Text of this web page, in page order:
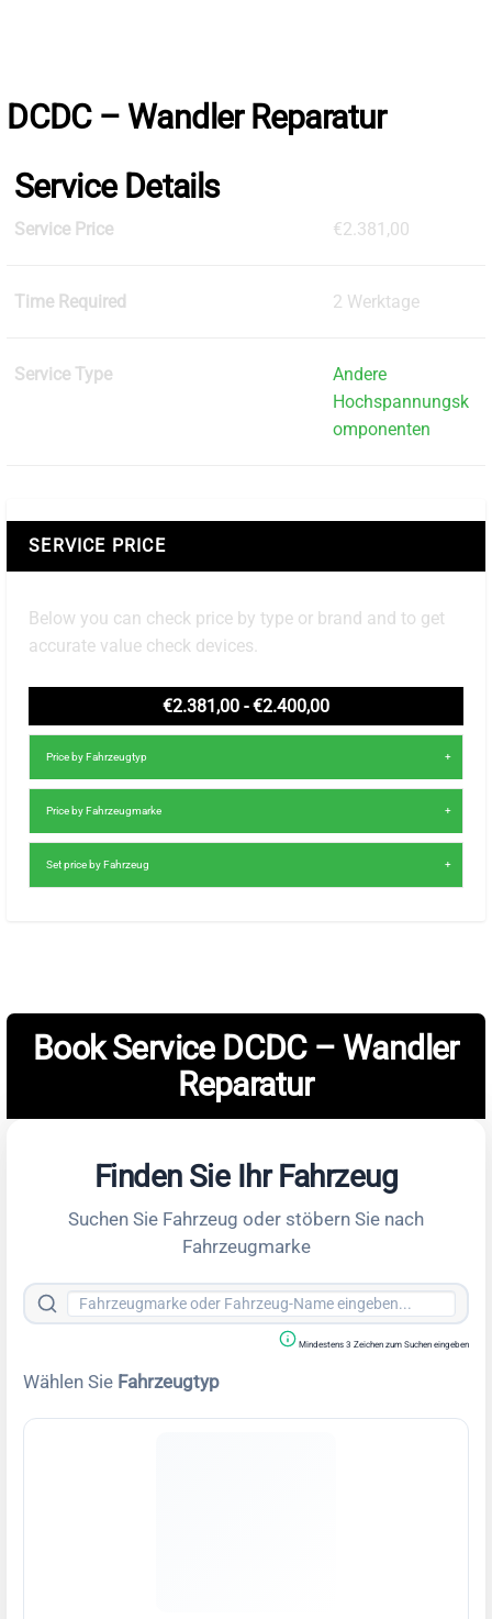
DCDC – Wandler Reparatur
Service Details
Service Price €2.381,00
Time Required 2 Werktage
Service Type
Andere
Hochspannungsk
omponenten
SERVICE PRICE
Below you can check price by type or brand and to get
accurate value check devices.
€2.381,00 - €2.400,00
Price by Fahrzeugtyp
Price by Fahrzeugmarke
Set price by Fahrzeug
Book Service DCDC – Wandler
Reparatur
Finden Sie Ihr Fahrzeug
Suchen Sie Fahrzeug oder stöbern Sie nach
Fahrzeugmarke
Mindestens 3 Zeichen zum Suchen eingeben
Wählen Sie Fahrzeugtyp